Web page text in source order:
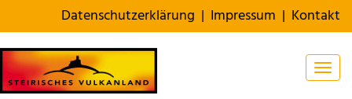
Datenschutzerklärung | Impressum | Kontakt